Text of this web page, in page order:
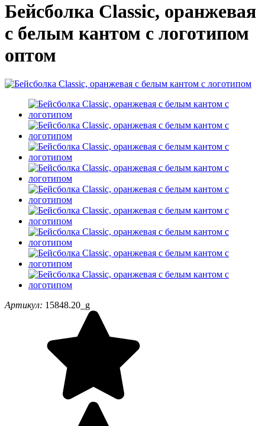
Бейсболка Classic, оранжевая
с белым кантом с логотипом
оптом
Артикул: 15848.20_g